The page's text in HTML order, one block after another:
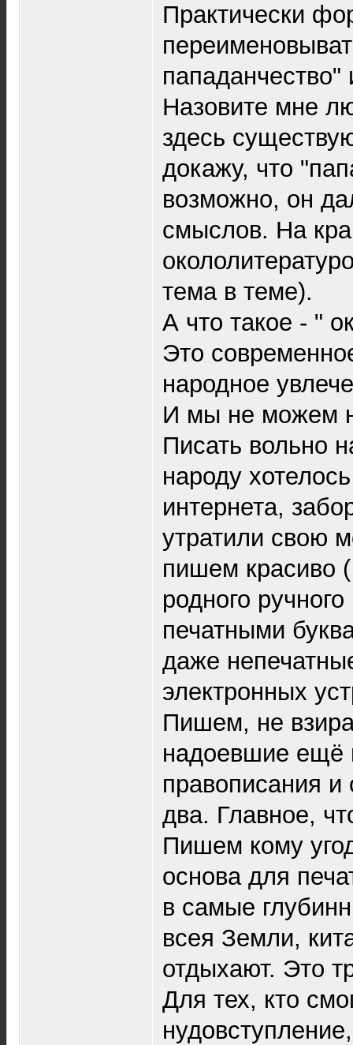
Практически
пападанчество"
Назовите мне
здесь
докажу, что
возможно, он
смыслов. На
тема в теме).
А что такое - "
Это
народное
И мы не можем
Писать вольно
народу
интернета,
утратили свою
пишем красиво
родного
печатными
даже
электронных
Пишем, не
надоевшие ещё
правописания
два. Главное,
Пишем кому
основа для
в самые
всея Земли,
отдыхают. Это
Для тех, кто